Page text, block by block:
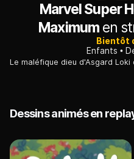
Marvel Super
Maximumen
Bientôt
Enfants
Dessins animés en